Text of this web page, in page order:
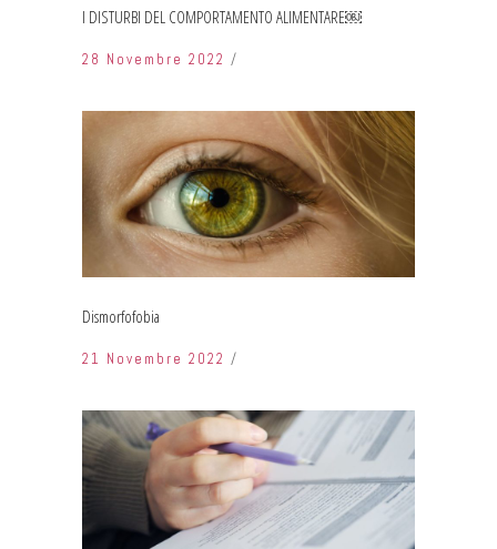
I DISTURBI DEL COMPORTAMENTO ALIMENTARE￼
28 Novembre 2022
Dismorfofobia
21 Novembre 2022